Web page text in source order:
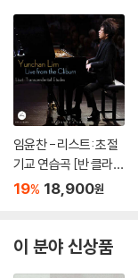
임윤찬 - 리스트: 초절
기교 연습곡 [반 클라이
번 콩쿠르 실황 녹음]
19% 18,900원
이 분야 신상품